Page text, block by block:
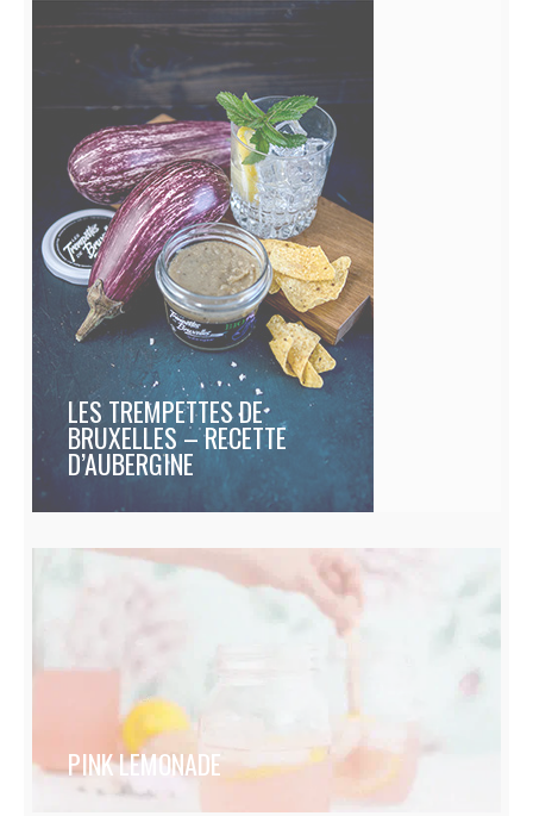
LES TREMPETTES DE
BRUXELLES – RECETTE
D’AUBERGINE
PINK LEMONADE